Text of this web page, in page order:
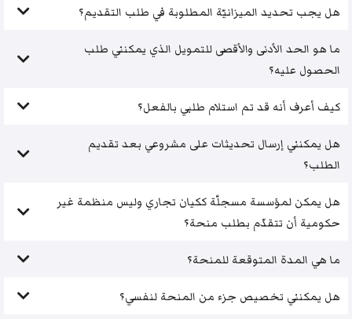
هل يجب تحديد الميزانيّة المطلوبة في طلب التقديم؟
ما هو الحد الأدنى والأقصى للتمويل الذي يمكنني طلب
الحصول عليه؟
كيف أعرف أنه قد تم استلام طلبي بالفعل؟
هل يمكنني إرسال تحديثات على مشروعي بعد تقديم
الطلب؟
هل يمكن لمؤسسة مسجلّة ككيان تجاري وليس منظمة غير
حكومية أن تتقدّم بطلب منحة؟
ما هي المدة المتوقعة للمنحة؟
هل يمكنني تخصيص جزء من المنحة لنفسي؟